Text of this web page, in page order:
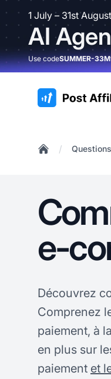
1 July – 31st
AI
Use codeSUMMER-33M
:site.title
/
e-
Découvrez
Comprenez
paiement, à
en plus sur
paiement et